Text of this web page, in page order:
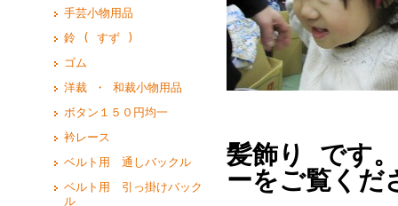
手芸小物用品
鈴 ( すず )
ゴム
洋裁 ・ 和裁小物用品
ボタン１５０円均一
衿レース
ベルト用 通しバックル
ベルト用 引っ掛けバック
ル
髪飾り です
ーをご覧くだ